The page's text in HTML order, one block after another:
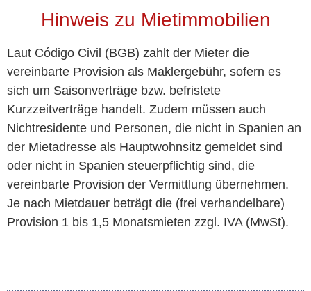
Hinweis zu Mietimmobilien
Laut Código Civil (BGB) zahlt der Mieter die
vereinbarte Provision als Maklergebühr, sofern es
sich um Saisonverträge bzw. befristete
Kurzzeitverträge handelt. Zudem müssen auch
Nichtresidente und Personen, die nicht in Spanien an
der Mietadresse als Hauptwohnsitz gemeldet sind
oder nicht in Spanien steuerpflichtig sind, die
vereinbarte Provision der Vermittlung übernehmen.
Je nach Mietdauer beträgt die (frei verhandelbare)
Provision 1 bis 1,5 Monatsmieten zzgl. IVA (MwSt).